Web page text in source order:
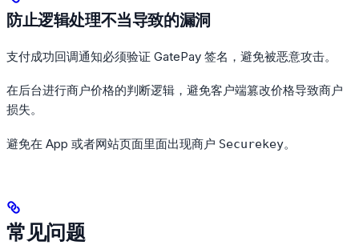
防止逻辑处理不当导致的漏洞
支付成功回调通知必须验证 GatePay 签名，避免被恶意攻击。
在后台进行商户价格的判断逻辑，避免客户端篡改价格导致商户
损失。
避免在 App 或者网站页面里面出现商户 Securekey。
常见问题